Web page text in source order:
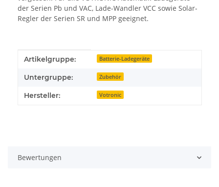
der Serien Pb und VAC, Lade-Wandler VCC sowie Solar-
Regler der Serien SR und MPP geeignet.
Produkteigenschaft
Wert
Artikelgruppe: Batterie-Ladegeräte
Untergruppe: Zubehör
Hersteller: Votronic
Bewertungen